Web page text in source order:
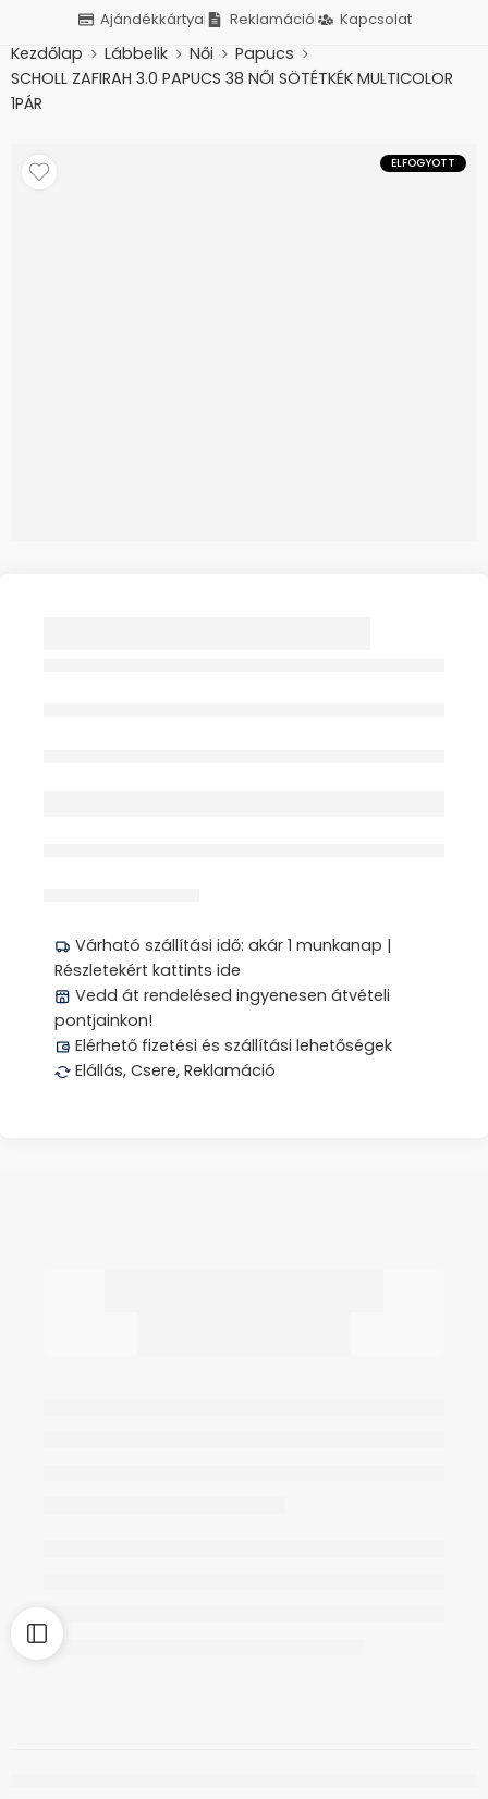
Ajándékkártya Reklamáció Kapcsolat
Kezdőlap Lábbelik Női
Papucs
SCHOLL ZAFIRAH 3.0 PAPUCS 38 NŐI SÖTÉTKÉK MULTICOLOR
1PÁR
ELFOGYOTT
Várható szállítási idő: akár 1 munkanap |
Részletekért kattints ide
Vedd át rendelésed ingyenesen átvételi
pontjainkon!
Elérhető fizetési és szállítási lehetőségek
Elállás, Csere, Reklamáció